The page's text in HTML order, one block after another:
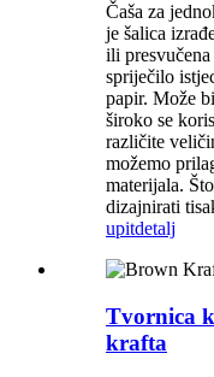
Čaša za
je šalica
ili
spriječilo
papir. Može
široko se
različite
možemo
materijala.
dizajnirati
upitdetalj
Tvornica
krafta